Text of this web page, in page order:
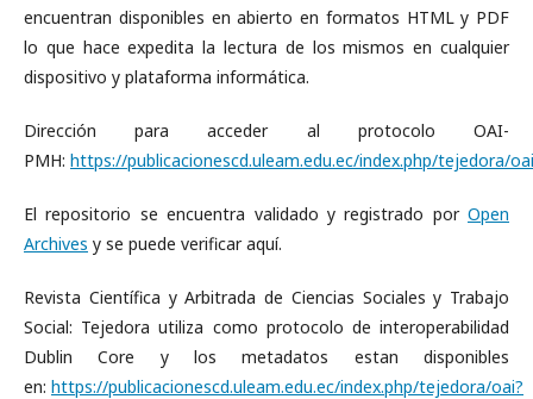
encuentran disponibles en abierto en formatos HTML y PDF
lo que hace expedita la lectura de los mismos en cualquier
dispositivo y plataforma informática.
Dirección para acceder al protocolo OAI-
PMH: https://publicacionescd.uleam.edu.ec/index.php/tejedora/oai
El repositorio se encuentra validado y registrado por Open
Archives y se puede verificar aquí.
Revista Científica y Arbitrada de Ciencias Sociales y Trabajo
Social: Tejedora utiliza como protocolo de interoperabilidad
Dublin Core y los metadatos estan disponibles
en: https://publicacionescd.uleam.edu.ec/index.php/tejedora/oai?